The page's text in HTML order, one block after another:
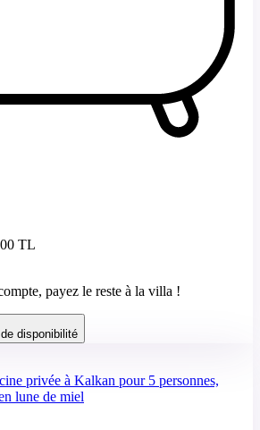
TL
payez le reste à la villa !
disponibilité
privée à Kalkan pour 5 personnes,
lune de miel